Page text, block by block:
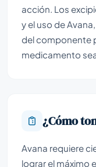
acción. Los
y el uso de
del componente
medicamento
¿Cómo
Avana requiere
lograr el máximo